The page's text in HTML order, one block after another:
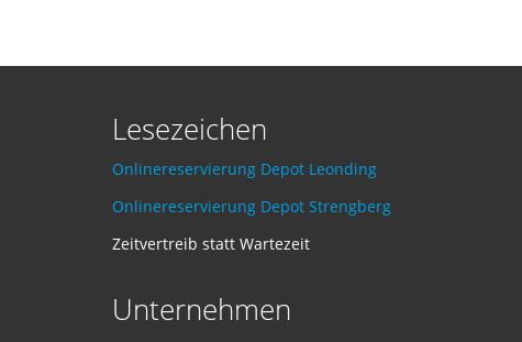
Lesezeichen
Onlinereservierung Depot Leonding
Onlinereservierung Depot Strengberg
Zeitvertreib statt Wartezeit
Unternehmen